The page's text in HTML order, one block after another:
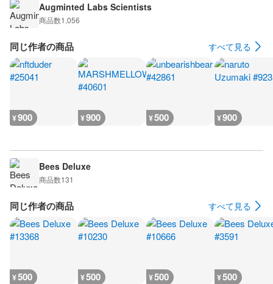
Augminted Labs Scientists
商品数1,056
同じ作者の商品 すべて見る
¥900 ¥900 ¥500 ¥900
Bees Deluxe
商品数131
同じ作者の商品 すべて見る
¥500 ¥500 ¥500 ¥500